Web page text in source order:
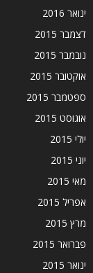
ינואר 2016
דצמבר 2015
נובמבר 2015
אוקטובר 2015
ספטמבר 2015
אוגוסט 2015
יולי 2015
יוני 2015
מאי 2015
אפריל 2015
מרץ 2015
פברואר 2015
ינואר 2015